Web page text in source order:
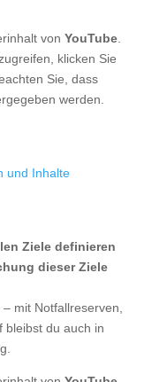
von YouTube.
klicken Sie
Sie, dass
werden.
und Inhalte
Ziele definieren
dieser Ziele
mit Notfallreserven,
bleibst du auch in